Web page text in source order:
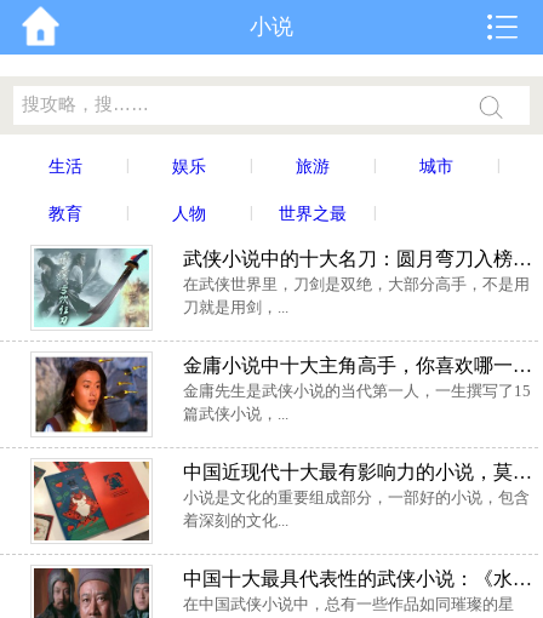
小说
生活 娱乐 旅游 城市
教育 人物 世界之最
武侠小说中的十大名刀：圆月弯刀入榜，雪饮狂刀排榜首
在武侠世界里，刀剑是双绝，大部分高手，不是用
刀就是用剑，...
金庸小说中十大主角高手，你喜欢哪一位高手？
金庸先生是武侠小说的当代第一人，一生撰写了15
篇武侠小说，...
中国近现代十大最有影响力的小说，莫言的《蛙》位列榜首
小说是文化的重要组成部分，一部好的小说，包含
着深刻的文化...
中国十大最具代表性的武侠小说：《水浒传》排第一位，你看过几部？
在中国武侠小说中，总有一些作品如同璀璨的星